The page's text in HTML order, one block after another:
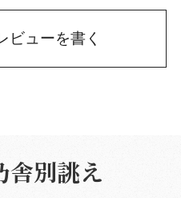
ビューを書く
舎別誂え